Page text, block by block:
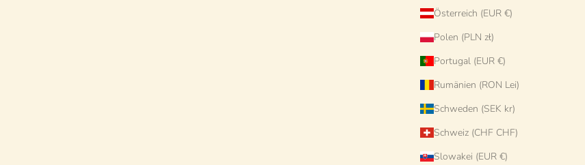
Österreich (EUR €)
Polen (PLN zł)
Portugal (EUR €)
Rumänien (RON Lei)
Schweden (SEK kr)
Schweiz (CHF CHF)
Slowakei (EUR €)
Handgefertigte Pastaschale 25
cm | Cappello di Prete